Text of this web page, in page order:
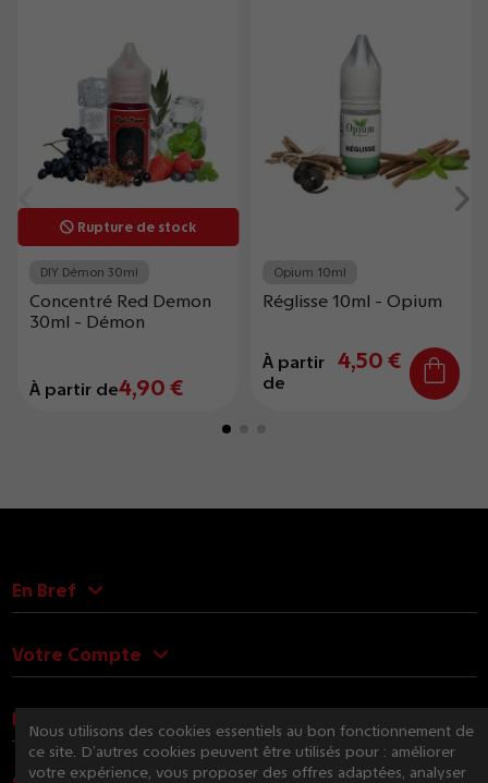
Rupture de stock
DIY Démon 30ml
Concentré Red Demon
30ml - Démon
À partir de4,90 €
Opium 10ml
Réglisse 10ml - Opium
À partir
de
4,50 €
En Bref
Votre Compte
Nous Contacter
Nous utilisons des cookies essentiels au bon fonctionnement de
ce site. D’autres cookies peuvent être utilisés pour : améliorer
votre expérience, vous proposer des offres adaptées, analyser